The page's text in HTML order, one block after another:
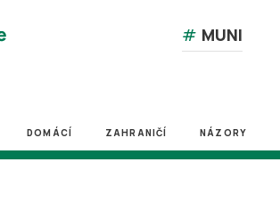
# MUNI
DOMÁCÍ ZAHRANIČÍ NÁZORY